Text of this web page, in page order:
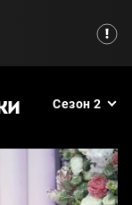
Сезон 2